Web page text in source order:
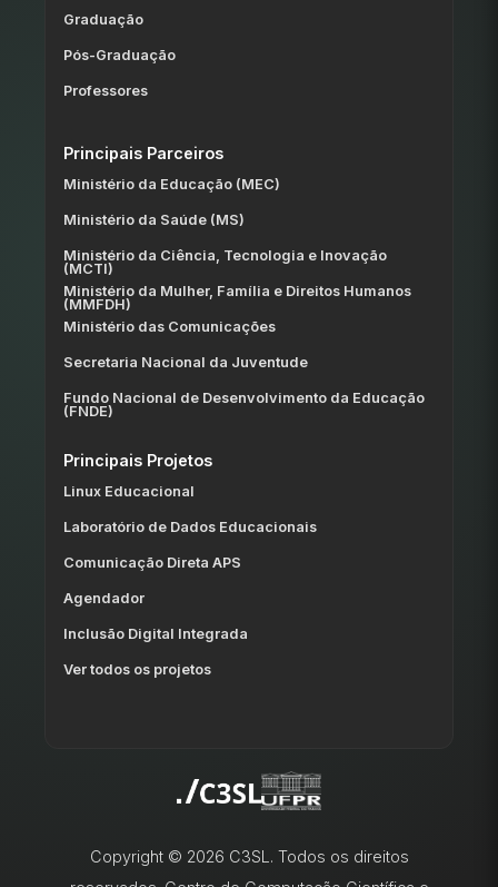
Graduação
Pós-Graduação
Professores
Principais Parceiros
Ministério da Educação (MEC)
Ministério da Saúde (MS)
Ministério da Ciência, Tecnologia e Inovação
(MCTI)
Ministério da Mulher, Família e Direitos Humanos
(MMFDH)
Ministério das Comunicações
Secretaria Nacional da Juventude
Fundo Nacional de Desenvolvimento da Educação
(FNDE)
Principais Projetos
Linux Educacional
Laboratório de Dados Educacionais
Comunicação Direta APS
Agendador
Inclusão Digital Integrada
Ver todos os projetos
Copyright © 2026 C3SL. Todos os direitos